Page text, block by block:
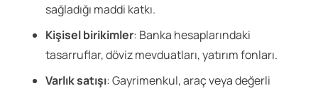
sağladığı maddi katkı.
Kişisel birikimler: Banka hesaplarındaki
tasarruflar, döviz mevduatları, yatırım fonları.
Varlık satışı: Gayrimenkul, araç veya değerli